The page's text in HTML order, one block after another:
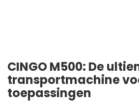
CINGO M500: De
transportmachine
toepassingen